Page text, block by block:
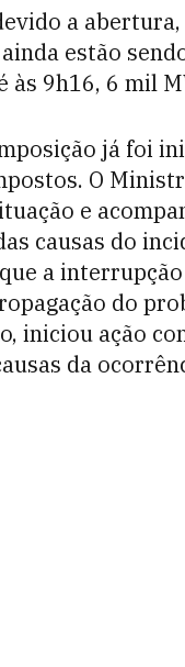
a
estão
às 9h16, 6 mil
já foi
O
e
causas do
a
do
iniciou ação
da